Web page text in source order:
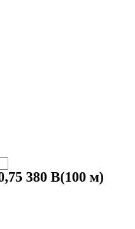
380 В(100 м)